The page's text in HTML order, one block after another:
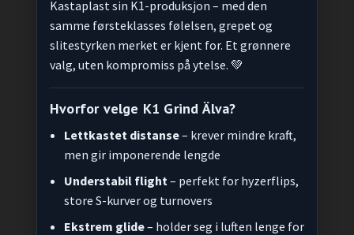
Kastaplast sin K1-produksjon – med den
samme førsteklasses følelsen, grepet og
slitestyrken merket er kjent for. Et grønnere
valg, uten kompromiss på ytelse. 💚
Hvorfor velge K1 Grind Älva?
Lettkastet distanse– krever mindre kraft,
men gir imponerende lengde
Understabil flight – perfekt for hyzerflips,
store S-kurver og turnovers
Ekstrem glide– holder seg i luften lenge for